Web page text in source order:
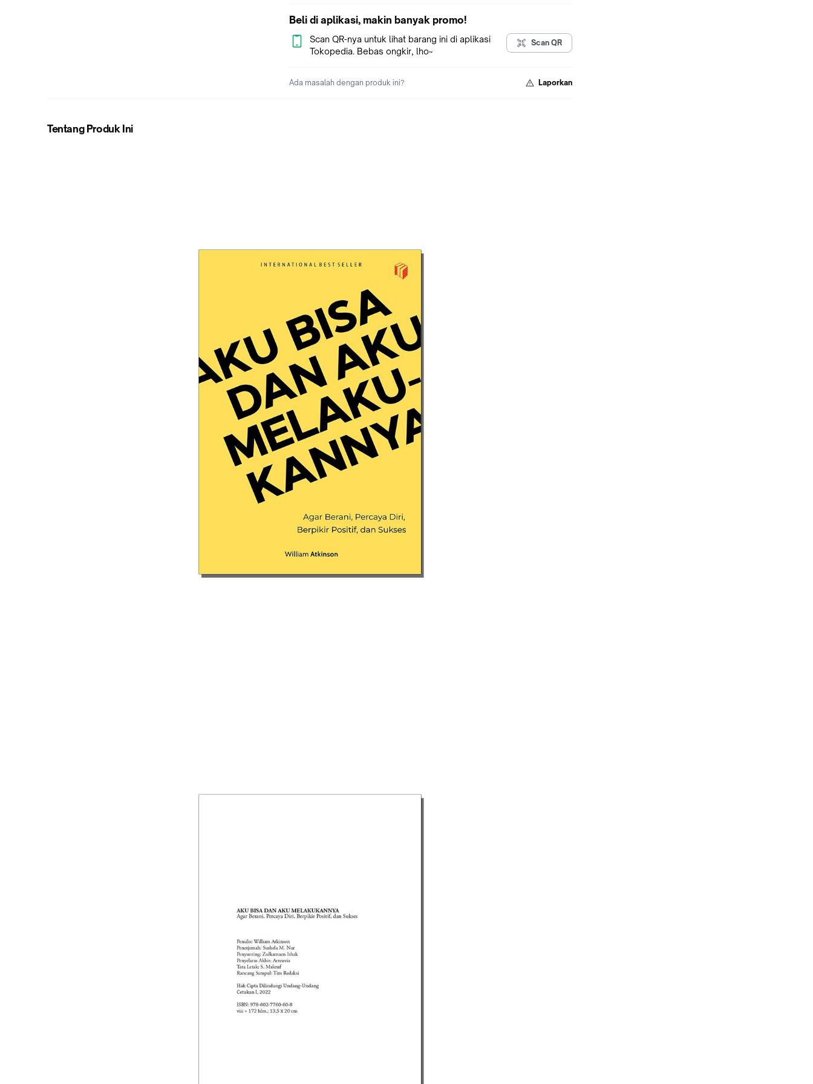
berfokus pada kualitas dan keragaman, Shira Media terus
menjembatani pengaruh sastra dari berbagai penjuru dunia,
menciptakan pengalaman membaca yang menginspirasi dan
mendalam bagi para pembaca di Indonesia dan di seluruh dunia.
Beli di aplikasi, makin banyak promo!
Scan QR-nya untuk lihat barang ini di aplikasi
Tokopedia. Bebas ongkir, lho~
Scan QR
Ada masalah dengan produk ini? Laporkan
Tentang Produk Ini